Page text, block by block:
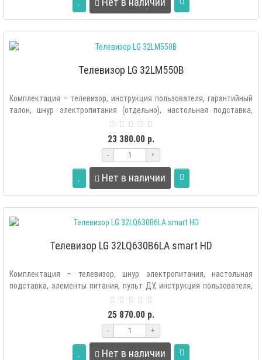
Телевизор LG 32LM550B
Комплектация – телевизор, инструкция пользователя, гарантийный
талон, шнур электропитания (отдельно), настольная подставка,
23 380.00 р.
- +
Нет в наличии
Телевизор LG 32LQ630B6LA smart HD
Комплектация – телевизор, шнур электропитания, настольная
подставка, элементы питания, пульт ДУ, инструкция пользователя,
25 870.00 р.
- +
Нет в наличии